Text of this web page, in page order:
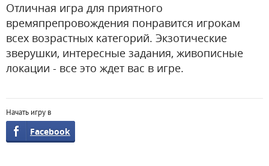
Отличная игра для приятного
времяпрепровождения понравится игрокам
всех возрастных категорий. Экзотические
зверушки, интересные задания, живописные
локации - все это ждет вас в игре.
Начать игру в
Facebook